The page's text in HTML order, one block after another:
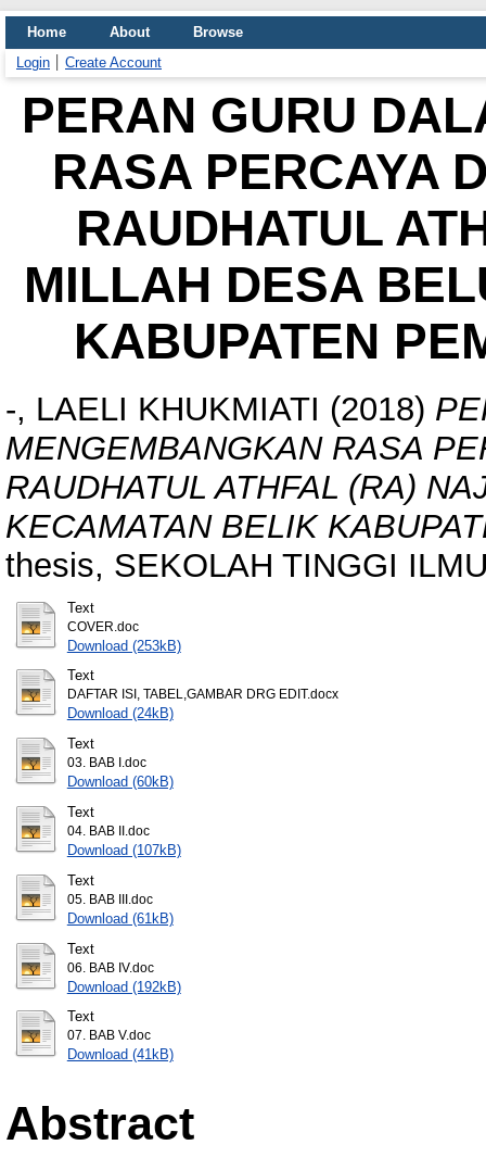
Home About
Browse
Login
Create Account
PERAN GURU
RASA PERCAYA
RAUDHATUL
MILLAH DESA
KABUPATEN
-, LAELI KHUKMIATI (2018)
MENGEMBANGKAN RASA
RAUDHATUL ATHFAL (RA)
KECAMATAN BELIK
thesis, SEKOLAH TINGGI
Text
COVER.doc
Download (253kB)
Text
DAFTAR ISI, TABEL,GAMBAR DRG EDIT.docx
Download (24kB)
Text
03. BAB I.doc
Download (60kB)
Text
04. BAB II.doc
Download (107kB)
Text
05. BAB III.doc
Download (61kB)
Text
06. BAB IV.doc
Download (192kB)
Text
07. BAB V.doc
Download (41kB)
Abstract